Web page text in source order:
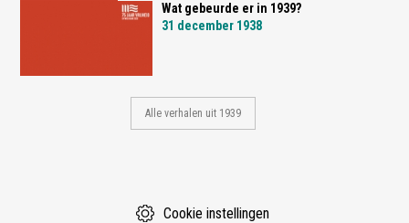
Wat gebeurde er in 1939?
31 december 1938
Alle verhalen uit 1939
Cookie instellingen